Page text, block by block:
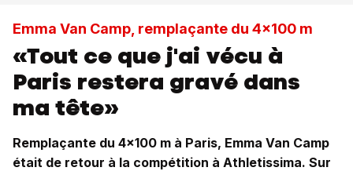
Emma Van Camp, remplaçante du 4x100 m
«Tout ce que j'ai vécu à
Paris restera gravé dans
ma tête»
Remplaçante du 4x100 m à Paris, Emma Van Camp
était de retour à la compétition à Athletissima. Sur